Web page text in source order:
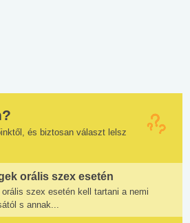
és biztosan választ lelsz
orális szex esetén
szex esetén kell tartani a nemi
s annak...